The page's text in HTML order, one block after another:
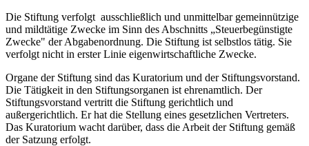
Die Stiftung verfolgt ausschließlich und unmittelbar gemeinnützige
und mildtätige Zwecke im Sinn des Abschnitts „Steuerbegünstigte
Zwecke" der Abgabenordnung. Die Stiftung ist selbstlos tätig. Sie
verfolgt nicht in erster Linie eigenwirtschaftliche Zwecke.
Organe der Stiftung sind das Kuratorium und der Stiftungsvorstand.
Die Tätigkeit in den Stiftungsorganen ist ehrenamtlich. Der
Stiftungsvorstand vertritt die Stiftung gerichtlich und
außergerichtlich. Er hat die Stellung eines gesetzlichen Vertreters.
Das Kuratorium wacht darüber, dass die Arbeit der Stiftung gemäß
der Satzung erfolgt.